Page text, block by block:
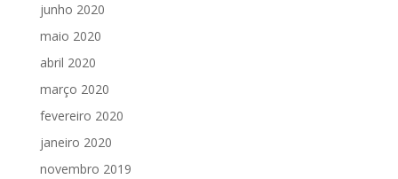
junho 2020
maio 2020
abril 2020
março 2020
fevereiro 2020
janeiro 2020
novembro 2019